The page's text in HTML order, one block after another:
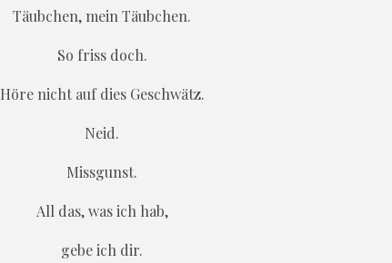
Täubchen, mein Täubchen.
So friss doch.
Höre nicht auf dies Geschwätz.
Neid.
Missgunst.
All das, was ich hab,
gebe ich dir.